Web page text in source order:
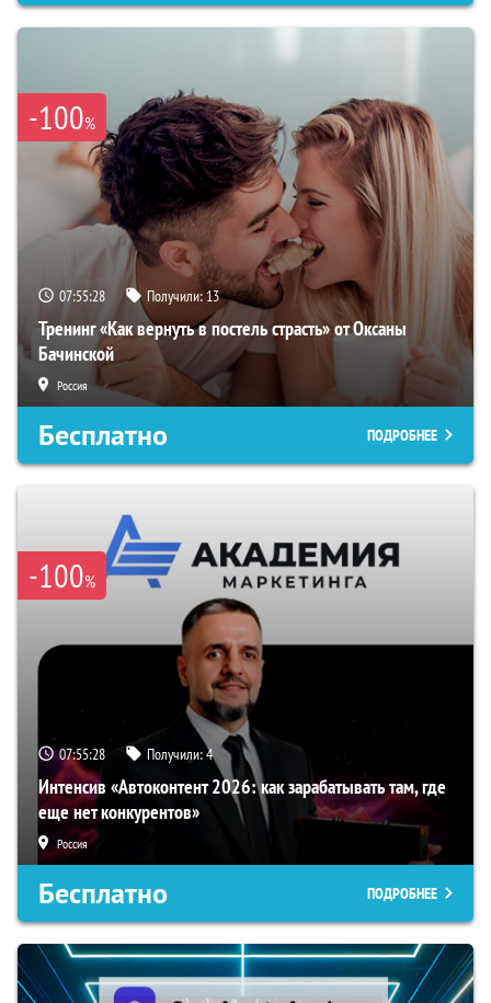
-100%
07:55:27 Получили:13
Тренинг «Как вернуть в постель страсть» от Оксаны
Бачинской
Россия
Бесплатно ПОДРОБНЕЕ
-100%
07:55:27 Получили:4
Интенсив «Автоконтент 2026: как зарабатывать там, где
еще нет конкурентов»
Россия
Бесплатно ПОДРОБНЕЕ